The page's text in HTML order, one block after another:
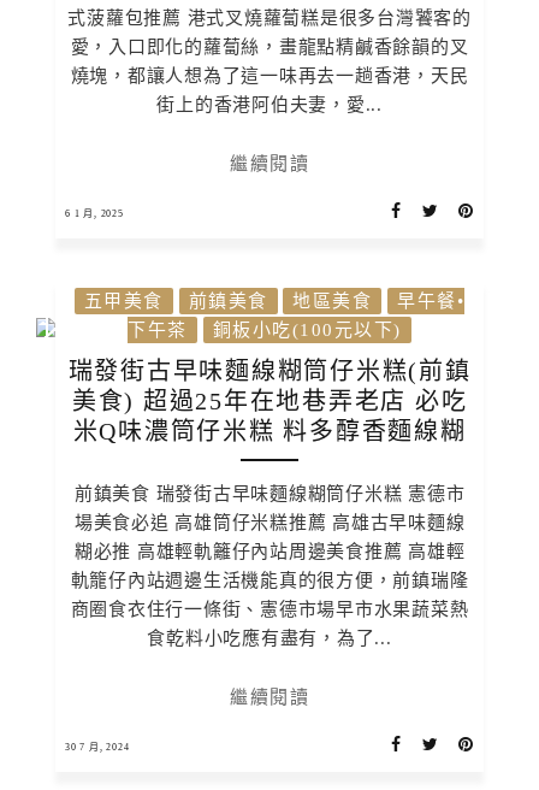
式菠蘿包推薦 港式叉燒蘿蔔糕是很多台灣饕客的
愛，入口即化的蘿蔔絲，畫龍點精鹹香餘韻的叉
燒塊，都讓人想為了這一味再去一趟香港，天民
街上的香港阿伯夫妻，愛...
繼續閱讀
6 1 月, 2025
五甲美食 前鎮美食 地區美食
早午餐•
下午茶
銅板小吃(100元以下)
瑞發街古早味麵線糊筒仔米糕(前鎮
美食) 超過25年在地巷弄老店 必吃
米Q味濃筒仔米糕 料多醇香麵線糊
前鎮美食 瑞發街古早味麵線糊筒仔米糕 憲德市
場美食必追 高雄筒仔米糕推薦 高雄古早味麵線
糊必推 高雄輕軌籬仔內站周邊美食推薦 高雄輕
軌籠仔內站週邊生活機能真的很方便，前鎮瑞隆
商圈食衣住行一條街、憲德市場早市水果蔬菜熱
食乾料小吃應有盡有，為了...
繼續閱讀
30 7 月, 2024